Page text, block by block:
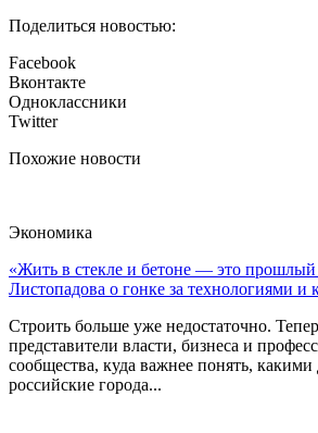
Поделиться новостью:
Facebook
Вконтакте
Одноклассники
Twitter
Похожие новости
Экономика
«Жить в стекле и бетоне — это прошлый
Листопадова о гонке за технологиями и
Строить больше уже недостаточно.
представители власти, бизнеса и
сообщества, куда важнее понять,
российские города...